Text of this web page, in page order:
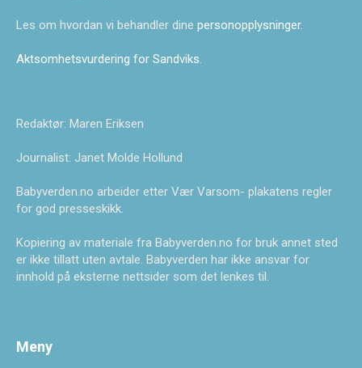
Les om hvordan vi behandler dine personopplysninger.
Aktsomhetsvurdering for Sandviks.
Redaktør: Maren Eriksen
Journalist: Janet Molde Hollund
Babyverden.no arbeider etter Vær Varsom- plakatens regler
for god presseskikk.
Kopiering av materiale fra Babyverden.no for bruk annet sted
er ikke tillatt uten avtale. Babyverden har ikke ansvar for
innhold på eksterne nettsider som det lenkes til.
Meny